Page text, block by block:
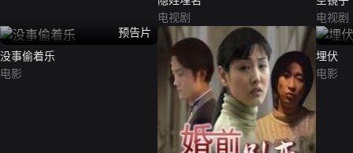
电视剧
电视剧
预告片
没事偷着乐
电影
埋伏
电影